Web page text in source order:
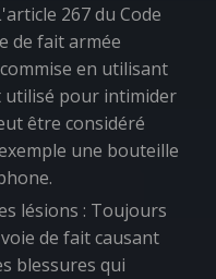
267 du Code
de fait armée
en utilisant
utilisé pour intimider
être considéré
une bouteille
lésions : Toujours
de fait causant
blessures qui